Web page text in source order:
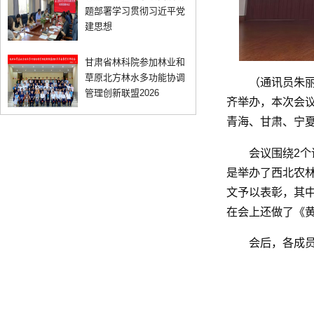
（通讯员
齐举办，本次会
青海、甘肃、宁
会议围绕2
是举办了西北农
文予以表彰，其
在会上还做了《
会后，各成
题部署学习贯彻习近平党
建思想
甘肃省林科院参加林业和
草原北方林水多功能协调
管理创新联盟2026